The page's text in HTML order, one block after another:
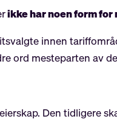
ikke har noen form
innen
ord mesteparten av
Den tidligere